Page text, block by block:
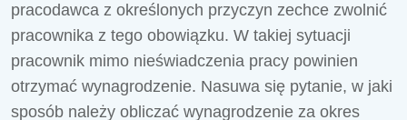
pracodawca z określonych przyczyn zechce zwolnić
pracownika z tego obowiązku. W takiej sytuacji
pracownik mimo nieświadczenia pracy powinien
otrzymać wynagrodzenie. Nasuwa się pytanie, w jaki
sposób należy obliczać wynagrodzenie za okres